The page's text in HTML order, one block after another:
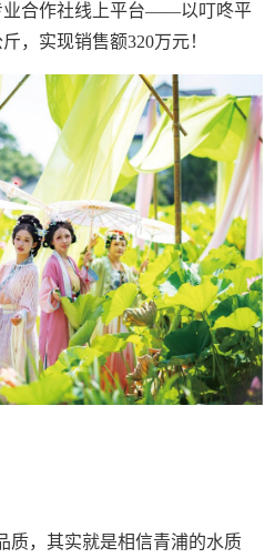
业合作社线上平台——以叮咚平
，实现销售额320万元！
质，其实就是相信青浦的水质